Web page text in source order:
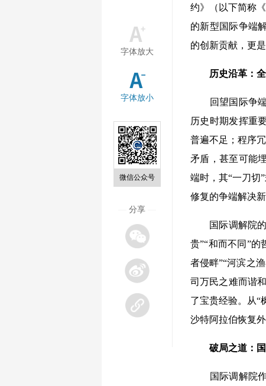
字体放大
字体放小
微信公众号
分享
约》（以下简称
的新型国际争端
的创新贡献，更
历史沿革：
回望国际争端
历史时期发挥重
普遍不足；程序
矛盾，甚至可能
端时，其“一刀切
修复的争端解决
国际调解院的
贵”“和而不同”
者侵畔”“河滨之
司万民之难而谐
了宝贵经验。从“
沙特阿拉伯恢复
破局之道：
国际调解院作